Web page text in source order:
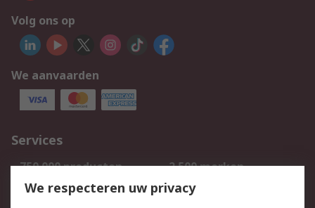
Volg ons op
We aanvaarden
Services
750.000 producten
2.500 merken
Bestellen
Inkoopoplossingen
We respecteren uw privacy